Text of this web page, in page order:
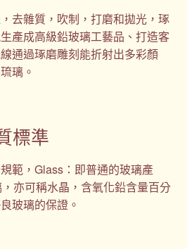
去雜質，吹制，打磨和拋光，琢
產成高級鉛玻璃工藝品、打造客
通過琢磨雕刻能折射出多彩顏
璃。
標準
範，Glass：即普通的玻璃產
亦可稱水晶，含氧化鉛含量百分
玻璃的保證。